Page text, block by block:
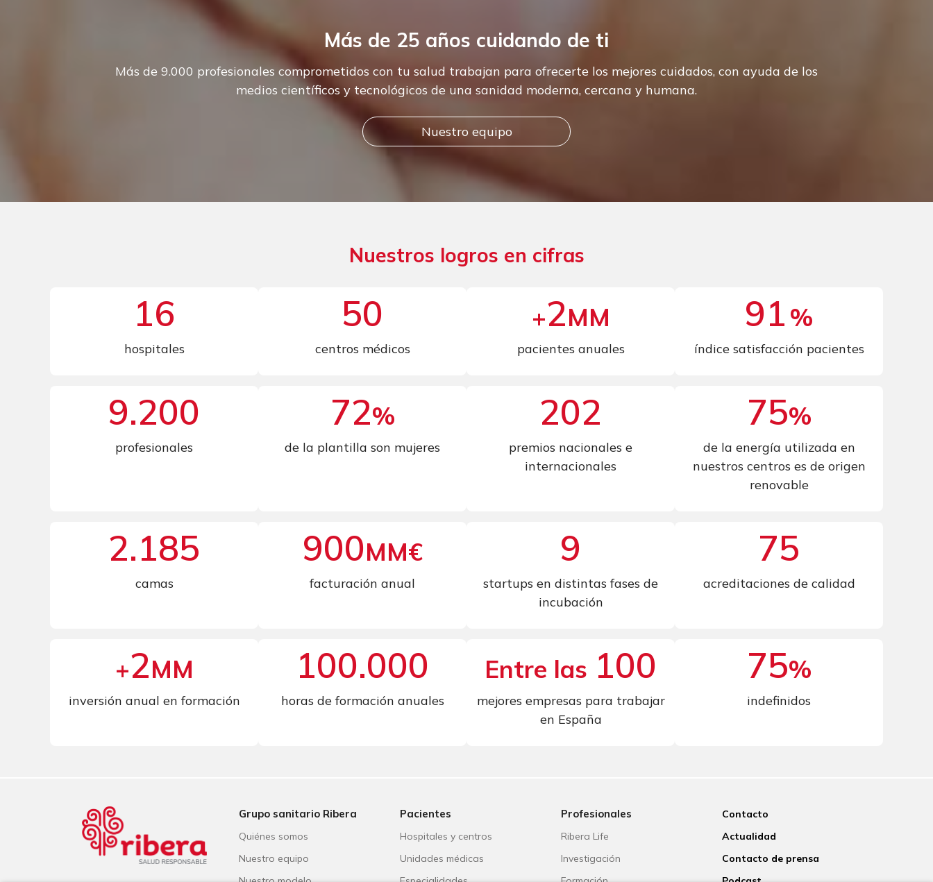
Más de 25 años cuidando de ti
Más de 9.000 profesionales comprometidos con tu salud trabajan para ofrecerte los mejores cuidados, con ayuda de los
medios científicos y tecnológicos de una sanidad moderna, cercana y humana.
Nuestro equipo
Nuestros logros en cifras
16
hospitales
66
centros médicos
+2MM
pacientes anuales
91 %
índice satisfacción pacientes
9.200
profesionales
72%
de la plantilla son mujeres
202
premios nacionales e
internacionales
84%
de la energía utilizada en
nuestros centros es de origen
renovable
2.185
camas
900MM€
facturación anual
9
startups en distintas fases de
incubación
75
acreditaciones de calidad
+2MM
inversión anual en formación
120.000
horas de formación anuales
Entre las 100
mejores empresas para trabajar
en España
93%
indefinidos
Grupo sanitario Ribera
Quiénes somos
Nuestro equipo
Pacientes
Hospitales y centros
Unidades médicas
Profesionales
Ribera Life
Investigación
Contacto
Actualidad
Contacto de prensa